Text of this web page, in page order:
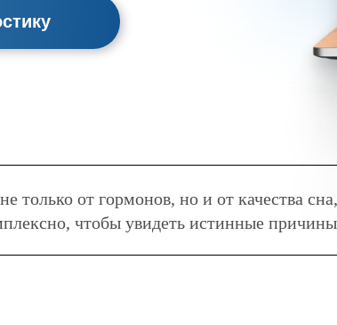
только от гормонов, но и от качества
чтобы увидеть истинные